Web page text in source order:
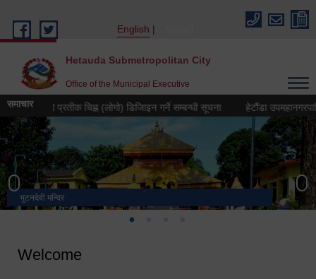
English
Hetauda Submetropolitan City
Office of the Municipal Executive
समाचारको प्रतीक चिह्न (लोगो) डिजिाइन गर्ने सम्बन्धी सूचना हेटौंडा
भुटनदेवी मन्दिर
स्मारक
हेटौंडा उपमहानगरपालिका नगर कार्यपालिकाको कार्यालय
मनकामना डाँडाबाट देखिएको दृश्य
Welcome